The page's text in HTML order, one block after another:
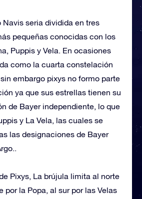
Navis seria dividida en tres
pequeñas conocidas con los
Puppis y Vela. En ocasiones
como la cuarta constelación
embargo pixys no formo parte
ya que sus estrellas tienen su
de Bayer independiente, lo que
y La Vela, las cuales se
las designaciones de Bayer
Pixys, La brújula limita al norte
por la Popa, al sur por las Velas